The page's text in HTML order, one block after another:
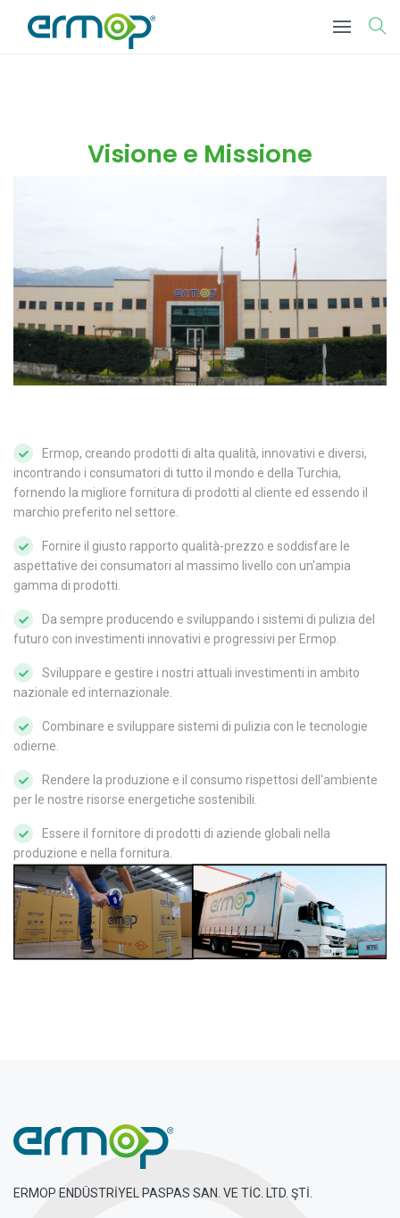
Visione e Missione
Ermop, creando prodotti di alta qualità, innovativi e diversi,
incontrando i consumatori di tutto il mondo e della Turchia,
fornendo la migliore fornitura di prodotti al cliente ed essendo il
marchio preferito nel settore.
Fornire il giusto rapporto qualità-prezzo e soddisfare le
aspettative dei consumatori al massimo livello con un'ampia
gamma di prodotti.
Da sempre producendo e sviluppando i sistemi di pulizia del
futuro con investimenti innovativi e progressivi per Ermop.
Sviluppare e gestire i nostri attuali investimenti in ambito
nazionale ed internazionale.
Combinare e sviluppare sistemi di pulizia con le tecnologie
odierne.
Rendere la produzione e il consumo rispettosi dell'ambiente
per le nostre risorse energetiche sostenibili.
Essere il fornitore di prodotti di aziende globali nella
produzione e nella fornitura.
ERMOP ENDÜSTRİYEL PASPAS SAN. VE TİC. LTD. ŞTİ.